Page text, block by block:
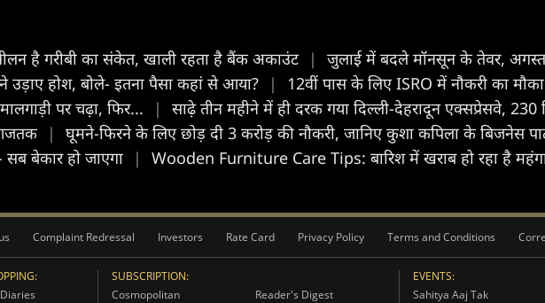
है गरीबी का संकेत, खाली रहता है बैंक अकाउंट | जुलाई में बदले मॉनसून के तेवर, अगस्त
उड़ाए होश, बोले- इतना पैसा कहां से आया?
| 12वीं पास के ल‍िए ISRO में नौकरी का
पर चढ़ा, फिर...
| साढ़े तीन महीने में ही दरक गया दिल्ली-देहरादून एक्सप्रेसवे,
| घूमने-फिरने के ल‍िए छोड़ दी 3 करोड़ की नौकरी, जानिए कुशा कप‍िला के बिजनेस
बेकार हो जाएगा
|
Wooden Furniture Care Tips: बारिश में खराब हो रहा है
Complaint Redressal Investors Rate Card Privacy Policy Terms and Conditions
SUBSCRIPTION:
Cosmopolitan
Reader's Digest
EVENTS:
Sahitya Aaj Tak